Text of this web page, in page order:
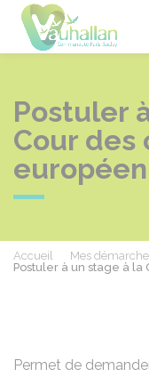
Postuler
Cour des
Accueil Mes
Postuler à un stage à
Permet de